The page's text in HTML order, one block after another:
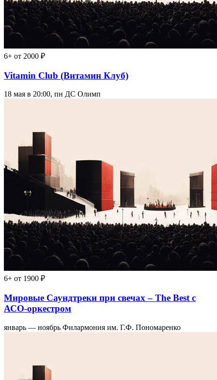
6+ от 2000 ₽
Vitamin Club (Витамин Клуб)
18 мая в 20:00, пн ДС Олимп
6+ от 1900 ₽
Мировые Саундтреки при свечах – The Best с
АСО-оркестром
январь — ноябрь Филармония им. Г.Ф. Пономаренко